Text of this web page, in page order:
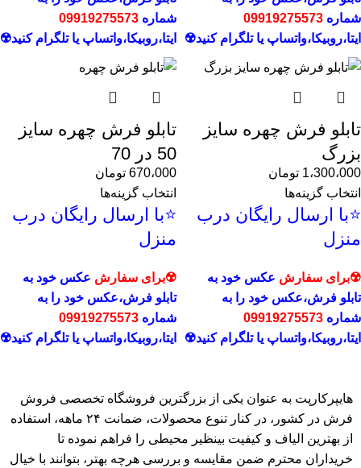
شماره 09919275573
ایتا،روبیکا،واتساپ یا تلگرام کنید☢️
شماره 09919275573
ایتا،روبیکا،واتساپ یا تلگرام کنید☢️
تابلو فرش چهره سایز
بزرگ
1،300،000 تومان
انتخاب گزینه‌ها
⭐با ارسال رایگان درب
منزل
☢️برای سفارش عکس خود به
تابلو فرش،عکس خود را به
شماره 09919275573
ایتا،روبیکا،واتساپ یا تلگرام کنید☢️
تابلو فرش چهره سایز
50 در 70
670،000 تومان
انتخاب گزینه‌ها
⭐با ارسال رایگان درب
منزل
☢️برای سفارش عکس خود به
تابلو فرش،عکس خود را به
شماره 09919275573
ایتا،روبیکا،واتساپ یا تلگرام کنید☢️
هایپرکارپت به عنوان یکی از بزرگترین فروشگاه تخصصی فروش
فرش در کشور، در کنار تنوع محصولات، ضمانت ۲۴ ماهه، استفاده
از بهترین الیاف و کیفیت بینظیر محیطی را فراهم نموده تا
خریداران محترم ضمن مقایسه و بررسی هرچه بهتر، بتوانند با خیال